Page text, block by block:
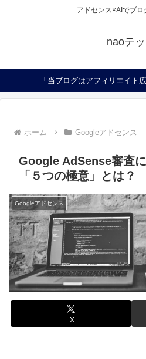
アドセンス×AIでブロ
naoテ
「当ブログはアフィリエイト
ホーム Googleアドセンス
Google AdSense審査
「５つの極意」とは？
Googleアドセンス
X